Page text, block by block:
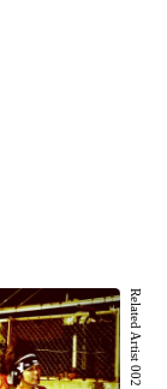
Related Artist 002